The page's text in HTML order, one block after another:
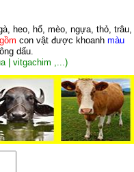
heo, hổ, mèo, ngựa, thỏ, trâu,
con vật được khoanh màu
dấu.
| vitgachim ,...)